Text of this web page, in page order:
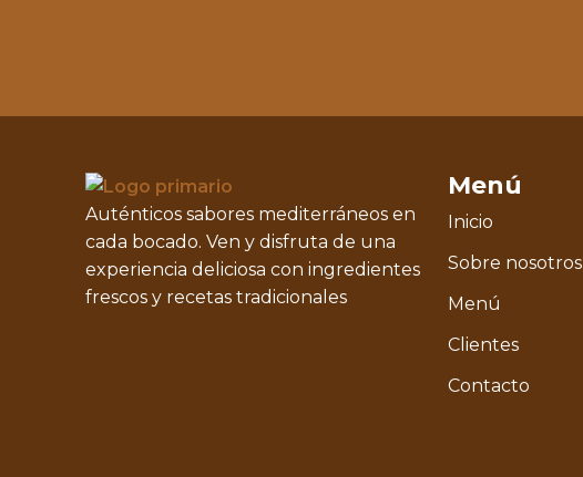
Auténticos sabores mediterráneos en
cada bocado. Ven y disfruta de una
experiencia deliciosa con ingredientes
frescos y recetas tradicionales
Menú
Inicio
Sobre nosotros
Menú
Clientes
Contacto